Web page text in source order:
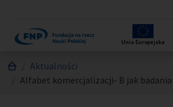
Unia Europejska
Jesteś tutaj:
Aktualności
Alfabet komercjalizacji- B jak